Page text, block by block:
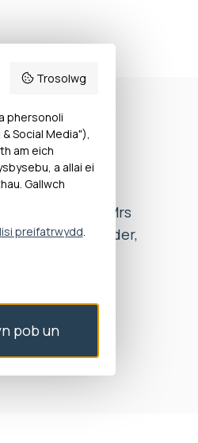
a
pellach i Mrs
hefyd, er eglurder,
dylai gynnig
Ombwdsmon.
yn hytrach na
Trosolwg
phersonoli
Social Media"),
am eich
a allai ei
Gallwch
preifatrwydd.
pob un